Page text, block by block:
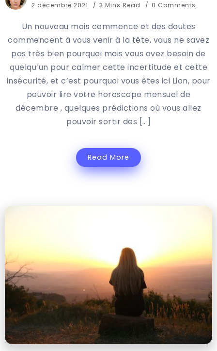
2 décembre 2021 3 Mins Read 0 Comments
Un nouveau mois commence et des doutes
commencent à vous venir à la tête, vous ne savez
pas très bien pourquoi mais vous avez besoin de
quelqu’un pour calmer cette incertitude et cette
insécurité, et c’est pourquoi vous êtes ici Lion, pour
pouvoir lire votre horoscope mensuel de
décembre , quelques prédictions où vous allez
pouvoir sortir des […]
Read More